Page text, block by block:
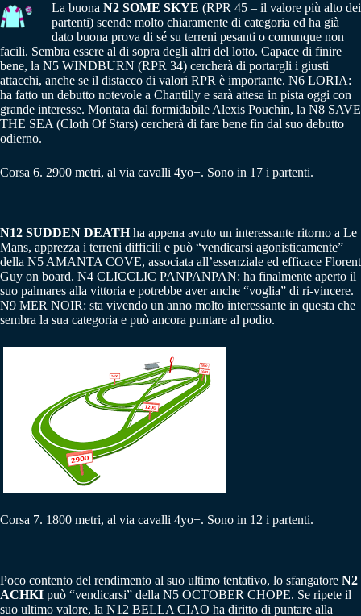
La buona N2 SOME SKYE (RPR 45 – il valore più alto dei
partenti) scende molto chiaramente di categoria ed ha già
dato buona prova di sé su terreni pesanti o comunque non
facili. Sembra essere al di sopra degli altri del lotto. Capace di finire
bene, la N5 WINDBURN (RPR 34) cercherà di portargli i giusti
attacchi, anche se il distacco di valori RPR è importante. N6 LORIA:
ha fatto un debutto notevole a Chantilly e sarà attesa in pista oggi con
grande interesse. Montata dal formidabile Alexis Pouchin, la N8 SAVE
THE SEA (Cloth Of Stars) cercherà di fare bene fin dal suo debutto
odierno.
Corsa 6. 2900 metri, al via cavalli 4yo+. Sono in 17 i partenti.
N12 SUDDEN DEATHha appena avuto un interessante ritorno a Le
Mans, apprezza i terreni difficili e può “vendicarsi agonisticamente”
della N5 AMANTA COVE, associata all’essenziale ed efficace Florent
Guy on board. N4 CLICCLIC PANPANPAN: ha finalmente aperto il
suo palmares alla vittoria e potrebbe aver anche “voglia” di ri-vincere.
N9 MER NOIR: sta vivendo un anno molto interessante in questa che
sembra la sua categoria e può ancora puntare al podio.
Corsa 7. 1800 metri, al via cavalli 4yo+. Sono in 12 i partenti.
Poco contento del rendimento al suo ultimo tentativo, lo sfangatore N2
ACHKI può “vendicarsi” della N5 OCTOBER CHOPE. Se ripete il
suo ultimo valore, la N12 BELLA CIAO ha diritto di puntare alla